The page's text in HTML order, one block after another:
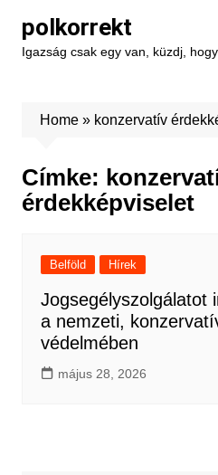
content
polkorrekt
Igazság csak egy van, küzdj,
Home» konzervatív
Címke:
érdekképviselet
Belföld Hírek
Jogsegélyszolgálatot
a nemzeti,
védelmében
május 28, 2026